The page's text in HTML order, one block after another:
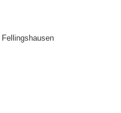
Straße 44